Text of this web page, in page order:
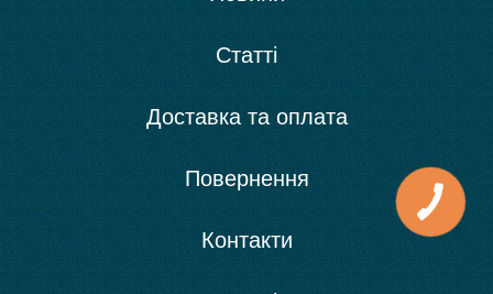
Статті
Доставка та оплата
Повернення
Контакти